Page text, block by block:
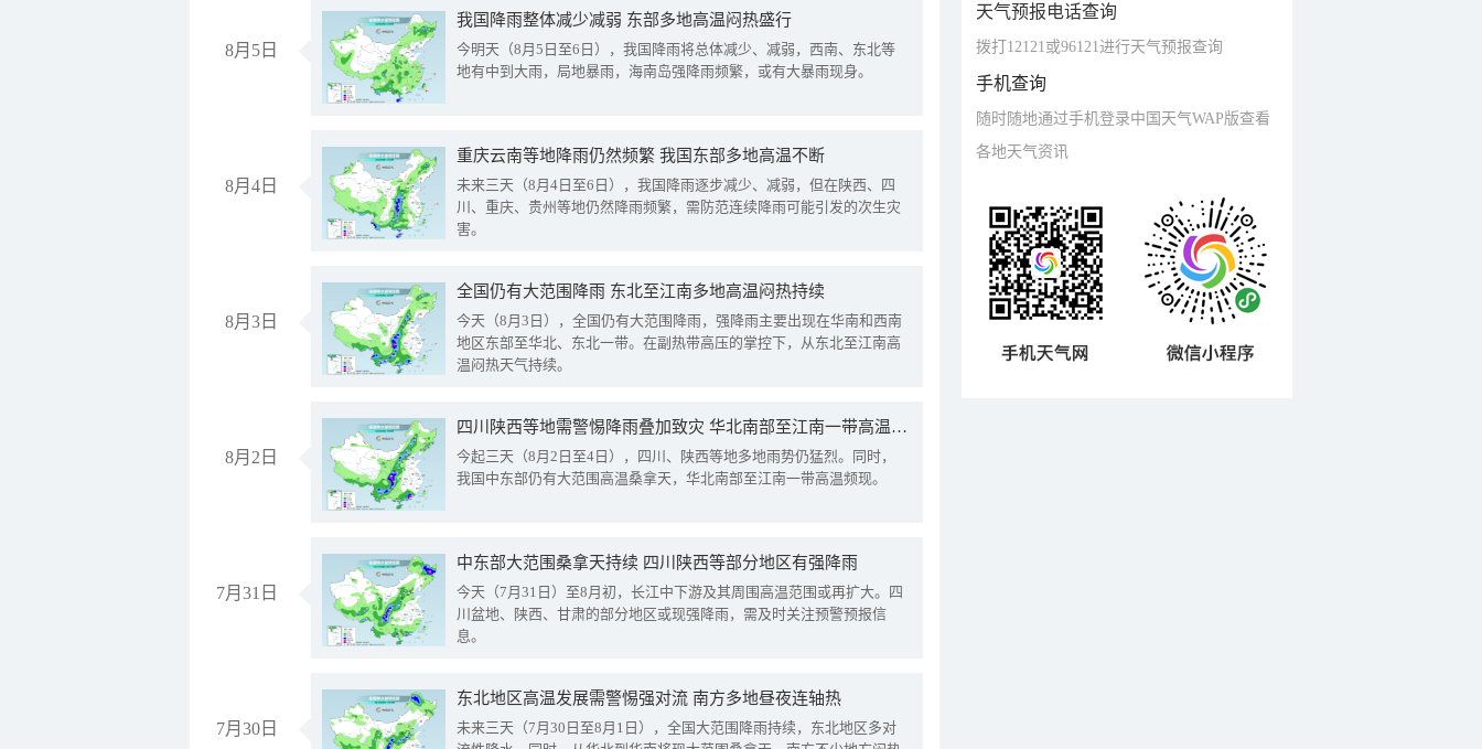
8月5日
我国降雨整体减少减弱 东部多地高温闷热盛行
今明天（8月5日至6日），我国降雨将总体减少、减弱，西南、东北等
地有中到大雨，局地暴雨，海南岛强降雨频繁，或有大暴雨现身。
8月4日
重庆云南等地降雨仍然频繁 我国东部多地高温不断
未来三天（8月4日至6日），我国降雨逐步减少、减弱，但在陕西、四
川、重庆、贵州等地仍然降雨频繁，需防范连续降雨可能引发的次生灾
害。
8月3日
全国仍有大范围降雨 东北至江南多地高温闷热持续
今天（8月3日），全国仍有大范围降雨，强降雨主要出现在华南和西南
地区东部至华北、东北一带。在副热带高压的掌控下，从东北至江南高
温闷热天气持续。
8月2日
四川陕西等地需警惕降雨叠加致灾 华北南部至江南一带高温频现
今起三天（8月2日至4日），四川、陕西等地多地雨势仍猛烈。同时，
我国中东部仍有大范围高温桑拿天，华北南部至江南一带高温频现。
7月31日
中东部大范围桑拿天持续 四川陕西等部分地区有强降雨
今天（7月31日）至8月初，长江中下游及其周围高温范围或再扩大。四
川盆地、陕西、甘肃的部分地区或现强降雨，需及时关注预警预报信
息。
7月30日
东北地区高温发展需警惕强对流 南方多地昼夜连轴热
未来三天（7月30日至8月1日），全国大范围降雨持续，东北地区多对
天气预报电话查询
拨打12121或96121进行天气预报查询
手机查询
随时随地通过手机登录中国天气WAP版查看
各地天气资讯